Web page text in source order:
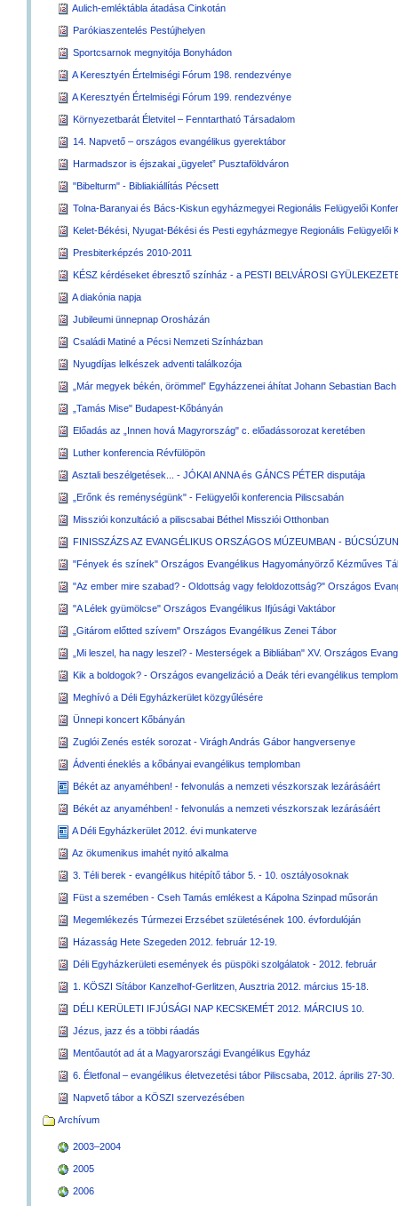
Aulich-emléktábla átadása Cinkotán
Parókiaszentelés Pestújhelyen
Sportcsarnok megnyitója Bonyhádon
A Keresztyén Értelmiségi Fórum 198. rendezvénye
A Keresztyén Értelmiségi Fórum 199. rendezvénye
Környezetbarát Életvitel – Fenntartható Társadalom
14. Napvető – országos evangélikus gyerektábor
Harmadszor is éjszakai „ügyelet” Pusztaföldváron
"Bibelturm" - Bibliakiállítás Pécsett
Tolna-Baranyai és Bács-Kiskun egyházmegyei Regionális Felügyelői
Kelet-Békési, Nyugat-Békési és Pesti egyházmegye Regionális Felügyelői
Presbiterképzés 2010-2011
KÉSZ kérdéseket ébresztő színház - a PESTI BELVÁROSI
A diakónia napja
Jubileumi ünnepnap Orosházán
Családi Matiné a Pécsi Nemzeti Színházban
Nyugdíjas lelkészek adventi találkozója
„Már megyek békén, örömmel” Egyházzenei áhítat Johann Sebastian
„Tamás Mise" Budapest-Kőbányán
Előadás az „Innen hová Magyrország" c. előadássorozat keretében
Luther konferencia Révfülöpön
Asztali beszélgetések... - JÓKAI ANNA és GÁNCS PÉTER disputája
„Erőnk és reménységünk" - Felügyelői konferencia Piliscsabán
Missziói konzultáció a piliscsabai Béthel Missziói Otthonban
FINISSZÁZS AZ EVANGÉLIKUS ORSZÁGOS MÚZEUMBAN -
"Fények és színek" Országos Evangélikus Hagyományörző Kézműves
"Az ember mire szabad? - Oldottság vagy feloldozottság?" Országos
"A Lélek gyümölcse" Országos Evangélikus Ifjúsági Vaktábor
„Gitárom előtted szívem" Országos Evangélikus Zenei Tábor
„Mi leszel, ha nagy leszel? - Mesterségek a Bibliában" XV. Országos
Kik a boldogok? - Országos evangelizáció a Deák téri evangélikus
Meghívó a Déli Egyházkerület közgyűlésére
Ünnepi koncert Kőbányán
Zuglói Zenés esték sorozat - Virágh András Gábor hangversenye
Ádventi éneklés a kőbányai evangélikus templomban
Békét az anyaméhben! - felvonulás a nemzeti vészkorszak lezárásáért
Békét az anyaméhben! - felvonulás a nemzeti vészkorszak lezárásáért
A Déli Egyházkerület 2012. évi munkaterve
Az ökumenikus imahét nyitó alkalma
3. Téli berek - evangélikus hitépítő tábor 5. - 10. osztályosoknak
Füst a szemében - Cseh Tamás emlékest a Kápolna Szinpad műsorán
Megemlékezés Túrmezei Erzsébet születésének 100. évfordulóján
Házasság Hete Szegeden 2012. február 12-19.
Déli Egyházkerületi események és püspöki szolgálatok - 2012. február
1. KÖSZI Sítábor Kanzelhof-Gerlitzen, Ausztria 2012. március 15-18.
DÉLI KERÜLETI IFJÚSÁGI NAP KECSKEMÉT 2012. MÁRCIUS 10.
Jézus, jazz és a többi ráadás
Mentőautót ad át a Magyarországi Evangélikus Egyház
6. Életfonal – evangélikus életvezetési tábor Piliscsaba, 2012. április 27-30.
Napvető tábor a KÖSZI szervezésében
Archívum
2003–2004
2005
2006